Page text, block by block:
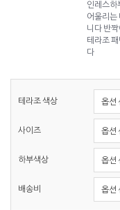
인레스하
어울리는
니다 반
테라조
다
테라조 색상
사이즈
하부색상
배송비